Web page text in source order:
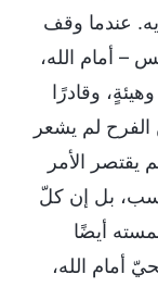
عندما وقف
– أمام الله،
وقادرًا
الفرح لم يشعر
يقتصر الأمر
بل إن كلّ
أيضًا
أمام الله،